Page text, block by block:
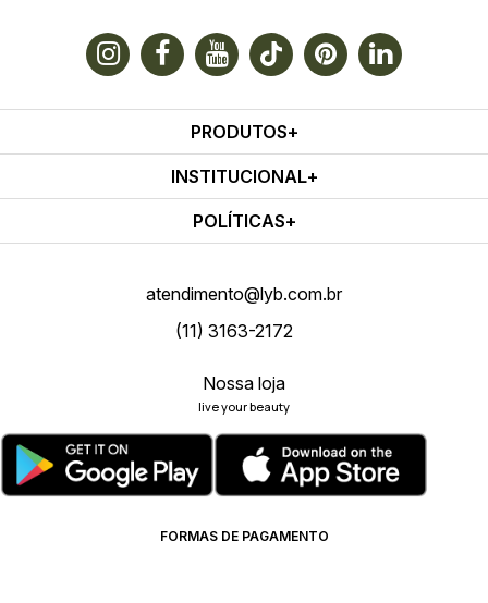
PRODUTOS
INSTITUCIONAL
POLÍTICAS
atendimento@lyb.com.br
(11) 3163-2172
Nossa loja
live your beauty
FORMAS DE PAGAMENTO